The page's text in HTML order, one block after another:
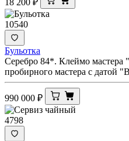
18 200 ₽
10540
Бульотка
Серебро 84*. Клеймо мастера
пробирного мастера с датой
990 000 ₽
4798